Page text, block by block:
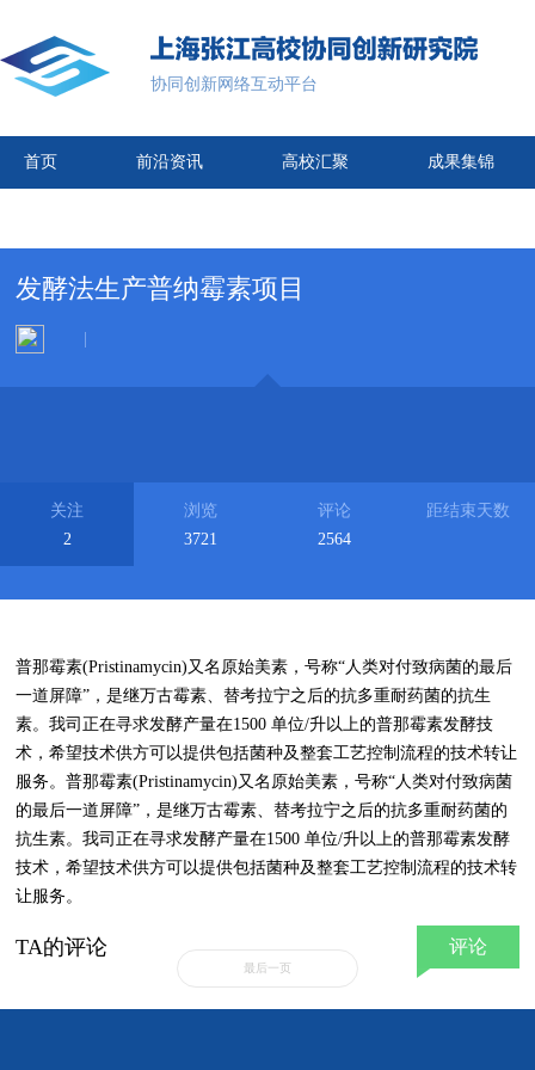
协同创新网络互动平台
首页 前沿资讯 高校汇聚 成果集锦
发酵法生产普纳霉素项目
关注
2
浏览
3721
评论
2564
距结束天数
普那霉素(Pristinamycin)又名原始美素，号称“人类对付致病菌的最后
一道屏障”，是继万古霉素、替考拉宁之后的抗多重耐药菌的抗生
素。我司正在寻求发酵产量在1500 单位/升以上的普那霉素发酵技
术，希望技术供方可以提供包括菌种及整套工艺控制流程的技术转让
服务。普那霉素(Pristinamycin)又名原始美素，号称“人类对付致病菌
的最后一道屏障”，是继万古霉素、替考拉宁之后的抗多重耐药菌的
抗生素。我司正在寻求发酵产量在1500 单位/升以上的普那霉素发酵
技术，希望技术供方可以提供包括菌种及整套工艺控制流程的技术转
让服务。
TA的评论 评论
最后一页